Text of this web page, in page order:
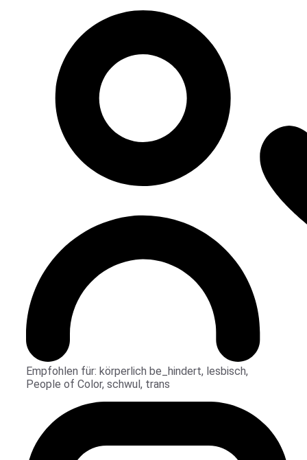
Empfohlen für: körperlich be_hindert, lesbisch,
People of Color, schwul, trans